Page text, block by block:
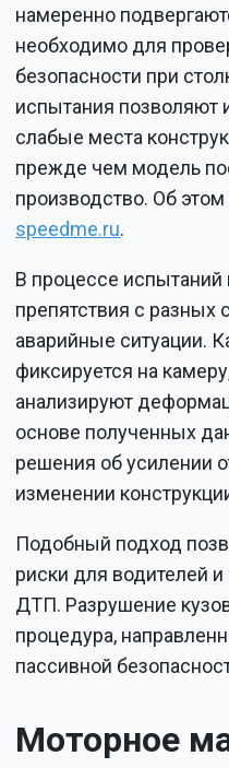
намеренно
необходимо для
безопасности при
испытания
слабые места
прежде чем модель
производство. Об
speedme.ru.
В процессе
препятствия с разных
аварийные ситуации.
фиксируется на
анализируют
основе полученных
решения об усилении
изменении
Подобный подход
риски для водителей
ДТП. Разрушение
процедура,
пассивной
Моторное